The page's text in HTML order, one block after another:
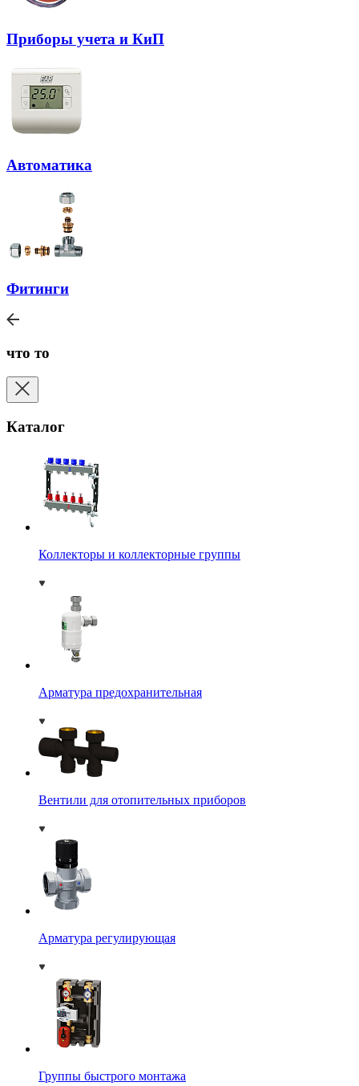
Приборы учета и КиП
Автоматика
Фитинги
что то
Каталог
Коллекторы и коллекторные группы
Арматура предохранительная
Вентили для отопительных приборов
Арматура регулирующая
Группы быстрого монтажа